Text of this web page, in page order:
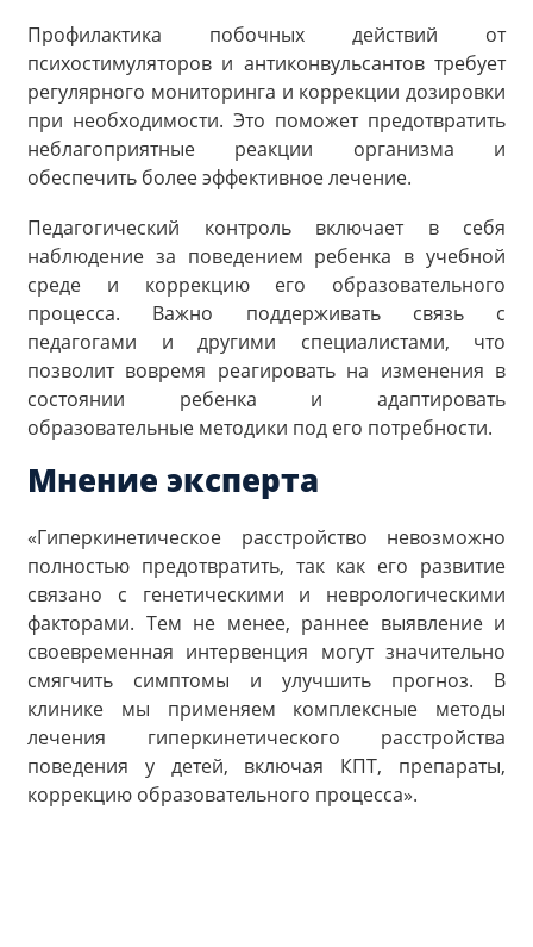
Профилактика побочных действий от
психостимуляторов и антиконвульсантов требует
регулярного мониторинга и коррекции дозировки
при необходимости. Это поможет предотвратить
неблагоприятные реакции организма и
обеспечить более эффективное лечение.
Педагогический контроль включает в себя
наблюдение за поведением ребенка в учебной
среде и коррекцию его образовательного
процесса. Важно поддерживать связь с
педагогами и другими специалистами, что
позволит вовремя реагировать на изменения в
состоянии ребенка и адаптировать
образовательные методики под его потребности.
Мнение эксперта
«Гиперкинетическое расстройство невозможно
полностью предотвратить, так как его развитие
связано с генетическими и неврологическими
факторами. Тем не менее, раннее выявление и
своевременная интервенция могут значительно
смягчить симптомы и улучшить прогноз. В
клинике мы применяем комплексные методы
лечения гиперкинетического расстройства
поведения у детей, включая КПТ, препараты,
коррекцию образовательного процесса».